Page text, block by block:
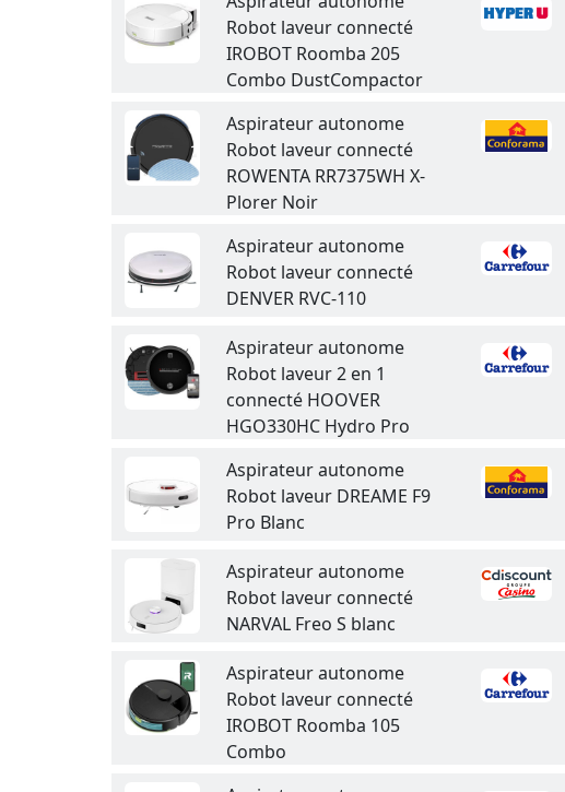
Robot laveur connecté
IROBOT Roomba 205
Combo DustCompactor
Aspirateur autonome
Robot laveur connecté
ROWENTA RR7375WH X-
Plorer Noir
Aspirateur autonome
Robot laveur connecté
DENVER RVC-110
Aspirateur autonome
Robot laveur 2 en 1
connecté HOOVER
HGO330HC Hydro Pro
Aspirateur autonome
Robot laveur DREAME F9
Pro Blanc
Aspirateur autonome
Robot laveur connecté
NARVAL Freo S blanc
Aspirateur autonome
Robot laveur connecté
IROBOT Roomba 105
Combo